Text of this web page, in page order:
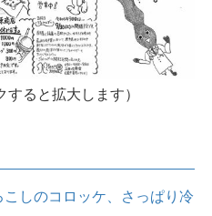
すると拡大します）
こしのコロッケ、さっぱり冷